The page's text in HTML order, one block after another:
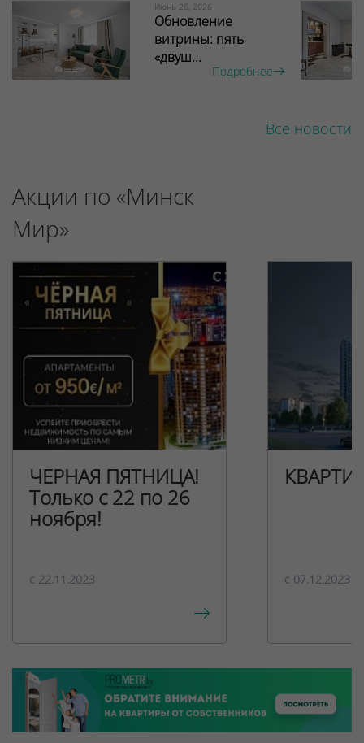
Июнь 26, 2026
Обновление
витрины: пять
«двуш...
Подробнее
Все новости
Акции по «Минск
Мир»
ЧЕРНАЯ ПЯТНИЦА!
Только с 22 по 26
ноября!
c 22.11.2023 c 07.12.2023